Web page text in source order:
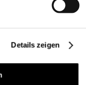
Details zeigen